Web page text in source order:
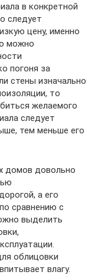
в конкретной
следует
цену, именно
можно
погоня за
стены изначально
то
желаемого
следует
тем меньше его
домов довольно
а его
сравнению с
выделить
облицовки
влагу.